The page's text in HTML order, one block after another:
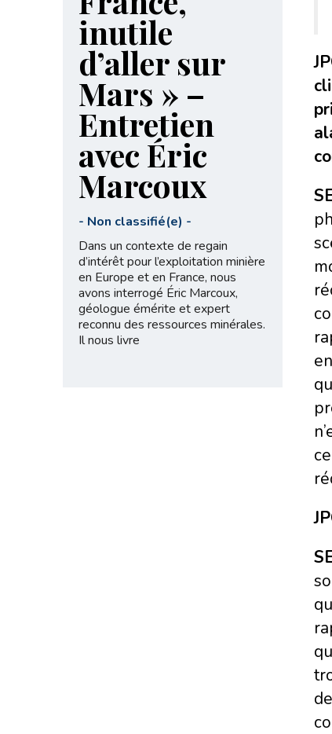
inutile
d’aller sur
Mars » –
Entretien
avec Éric
Marcoux
- Non classifié(e) -
Dans un contexte de regain
d’intérêt pour l’exploitation minière
en Europe et en France, nous
avons interrogé Éric Marcoux,
géologue émérite et expert
reconnu des ressources minérales.
Il nous livre